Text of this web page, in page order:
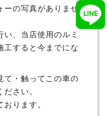
ーの写真がありませ
、当店使用のルミ
工すると今までにな
て・触ってこの車の
さい。
ります。